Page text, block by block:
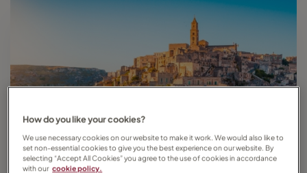
How do you like your cookies?
We use necessary cookies on our website to make it work. We would also like to
set non-essential cookies to give you the best experience on our website. By
selecting “Accept All Cookies” you agree to the use of cookies in accordance
with our cookie policy.